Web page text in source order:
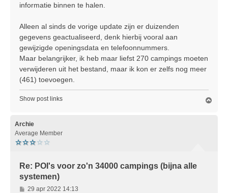
informatie binnen te halen.
Alleen al sinds de vorige update zijn er duizenden
gegevens geactualiseerd, denk hierbij vooral aan
gewijzigde openingsdata en telefoonnummers.
Maar belangrijker, ik heb maar liefst 270 campings moeten
verwijderen uit het bestand, maar ik kon er zelfs nog meer
(461) toevoegen.
Show post links
Archie
Average Member
Re: POI's voor zo'n 34000 campings (bijna alle
systemen)
B29 apr 2022 14:13